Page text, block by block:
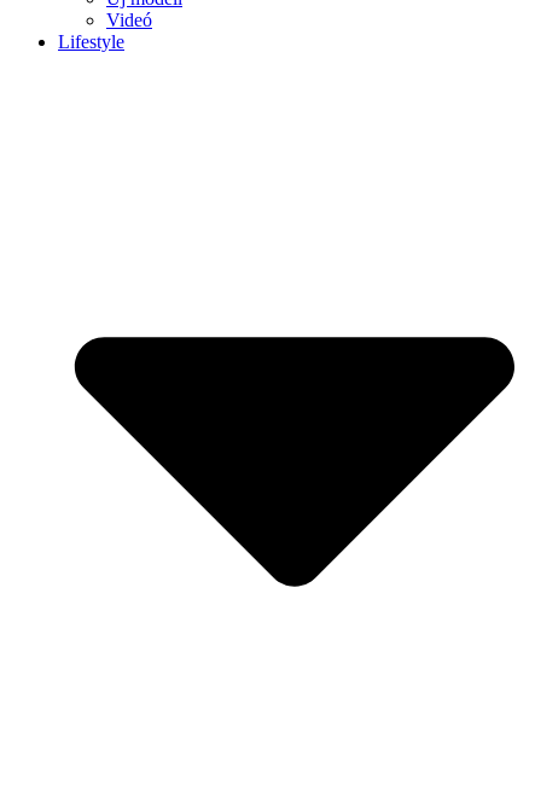
Videó
Lifestyle